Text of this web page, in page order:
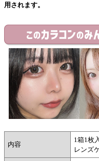
用されます。
内容
1箱1枚
レンズ